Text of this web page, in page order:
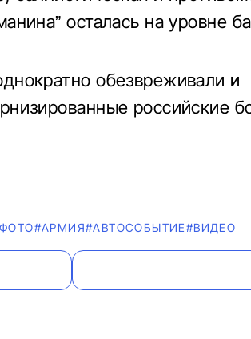
осталась на уровне
обезвреживали и
российские
#АРМИЯ#АВТОСОБЫТИЕ#ВИДЕО